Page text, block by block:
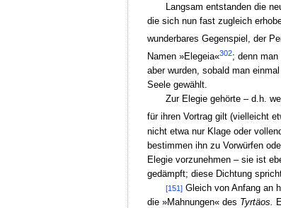
Langsam entstanden die
die sich nun fast zugleich
wunderbares Gegenspiel, der
Namen »Elegeia«302; denn man
aber wurden, sobald man
Seele gewählt.
Zur Elegie gehörte – d.h.
für ihren Vortrag gilt (vielleicht
nicht etwa nur Klage oder
bestimmen ihn zu Vorwürfen
Elegie vorzunehmen – sie ist
gedämpft; diese Dichtung
[151] Gleich von Anfang an
die »Mahnungen« des Tyrtäos.